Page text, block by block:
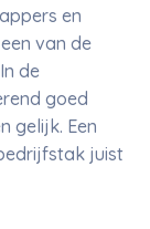
en
van de
de
goed
gelijk. Een
juist